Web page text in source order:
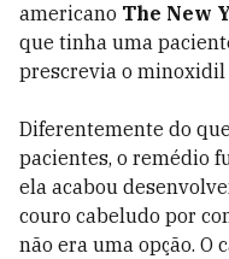
americano The New
que tinha uma
prescrevia o minoxidil
Diferentemente do
pacientes, o remédio
ela acabou
couro cabeludo por
não era uma opção. O